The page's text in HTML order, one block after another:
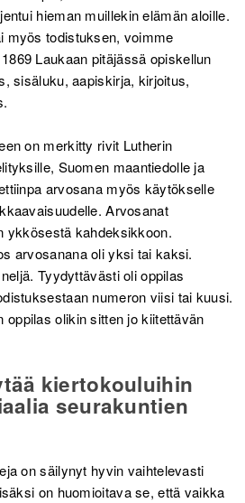
hieman muillekin elämän aloille.
myös todistuksen, voimme
Laukaan pitäjässä opiskellun
sisäluku, aapiskirja, kirjoitus,
on merkitty rivit Lutherin
Suomen maantiedolle ja
arvosana myös käytökselle
Arvosanat
ykkösestä kahdeksikkoon.
arvosanana oli yksi tai kaksi.
Tyydyttävästi oli oppilas
numeron viisi tai kuusi.
oppilas olikin sitten jo kiitettävän
kiertokouluihin
seurakuntien
on säilynyt hyvin vaihtelevasti
on huomioitava se, että vaikka